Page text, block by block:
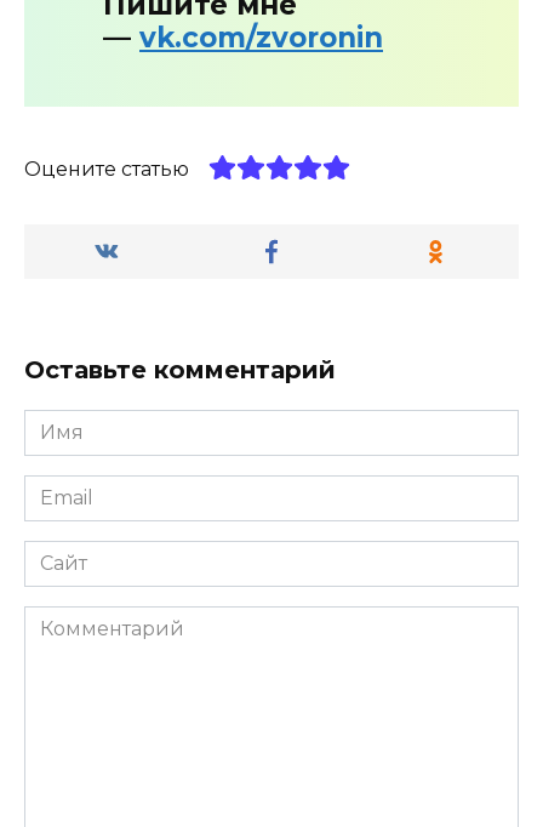
— vk.com/zvoronin
Оцените статью
Оставьте комментарий
Имя
*
Email
*
Сайт
Комментарий